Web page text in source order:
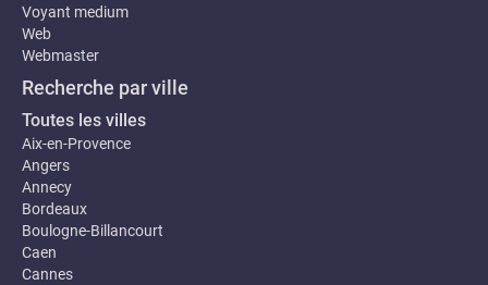
Voyant medium
Web
Webmaster
Recherche par ville
Toutes les villes
Aix-en-Provence
Angers
Annecy
Bordeaux
Boulogne-Billancourt
Caen
Cannes